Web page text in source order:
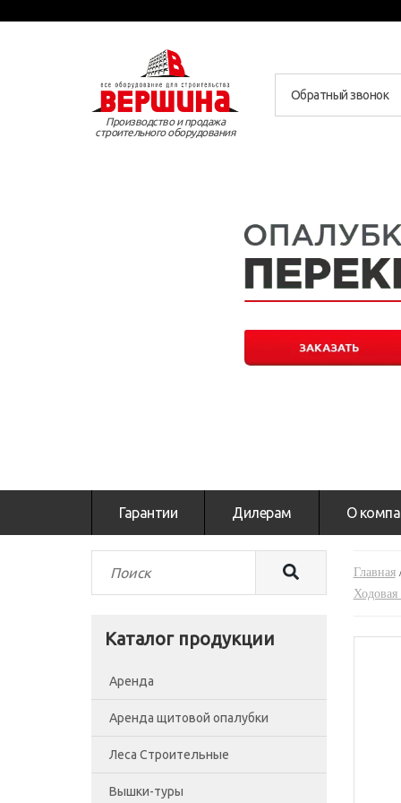
Производство и продажа
строительного оборудования
Обратный звонок
Гарантии Дилерам О
Каталог продукции
Аренда
Аренда щитовой опалубки
Леса Строительные
Леса рамные
Вышки-туры
Главная
Ходовая